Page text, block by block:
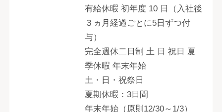
有給休暇 初年度 10 日（入社後
３ヵ月経過ごとに5日ずつ付
与）
完全週休二日制 土 日 祝日 夏
季休暇 年末年始
土・日・祝祭日
夏期休暇：3日間
年末年始（原則12/30～1/3）